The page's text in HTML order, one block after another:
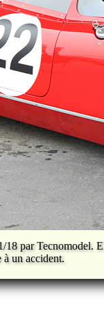
18 par Tecnomodel.
à un accident.